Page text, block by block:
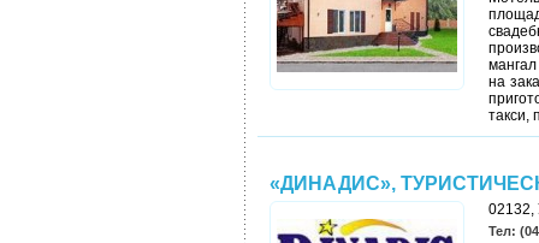
на
такси,
«ДИНАДИС»,
02132,
Тел: